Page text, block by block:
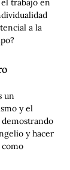
trabajo en
a la
un
y el
y hacer